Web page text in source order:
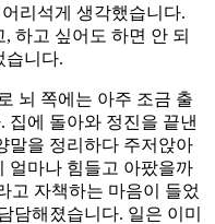
리석게 생각했습니다.
하고 싶어도 하면 안 되
습니다.
뇌 쪽에는 아주 조금 출
집에 돌아와 정진을 끝낸
말을 정리하다 주저앉아
얼마나 힘들고 아팠을까
고 자책하는 마음이 들었
담해졌습니다. 일은 이미